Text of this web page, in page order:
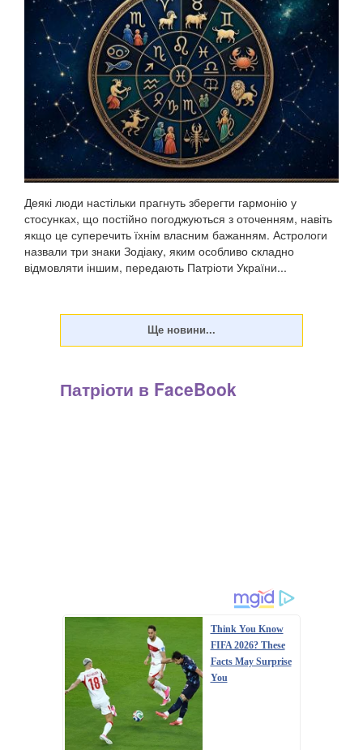
Деякі люди настільки прагнуть зберегти гармонію у
стосунках, що постійно погоджуються з оточенням, навіть
якщо це суперечить їхнім власним бажанням. Астрологи
назвали три знаки Зодіаку, яким особливо складно
відмовляти іншим, передають Патріоти України...
Патріоти в FaceBook
Think You Know
FIFA 2026? These
Facts May Surprise
You